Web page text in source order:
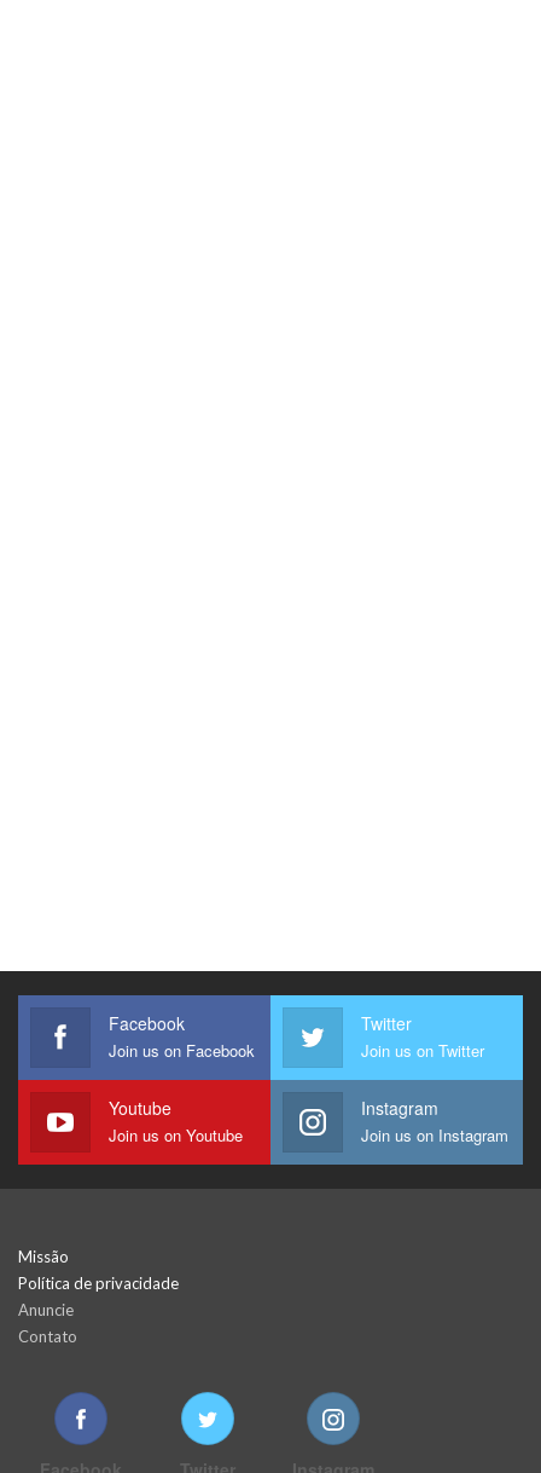
Facebook
Join us on Facebook
Twitter
Join us on Twitter
Youtube
Join us on Youtube
Instagram
Join us on Instagram
Missão
Política de privacidade
Anuncie
Contato